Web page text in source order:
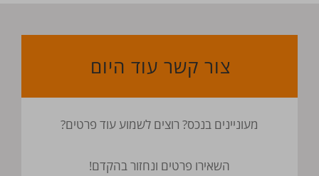
צור קשר עוד היום
מעוניינים בנכס? רוצים לשמוע עוד פרטים?
השאירו פרטים ונחזור בהקדם!